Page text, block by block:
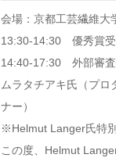
会場：京都工芸繊維大
13:30-14:30 優秀賞受
14:40-17:30 外部審
ムラタチアキ氏（プ
ナー）
※Helmut Langer氏特
この度、Helmut